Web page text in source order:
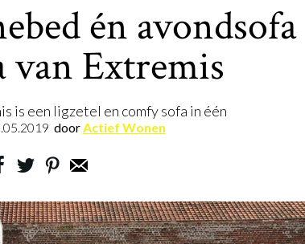
én avondsofa
van Extremis
is een ligzetel en comfy sofa in één
doorActief Wonen